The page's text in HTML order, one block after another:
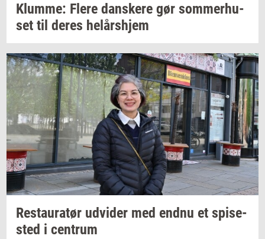
Klum­me: Flere dan­ske­re gør som­mer­hu­
set til deres helårs­hjem
Re­stau­ra­tør ud­vi­der med endnu et spi­se­
sted i cen­trum